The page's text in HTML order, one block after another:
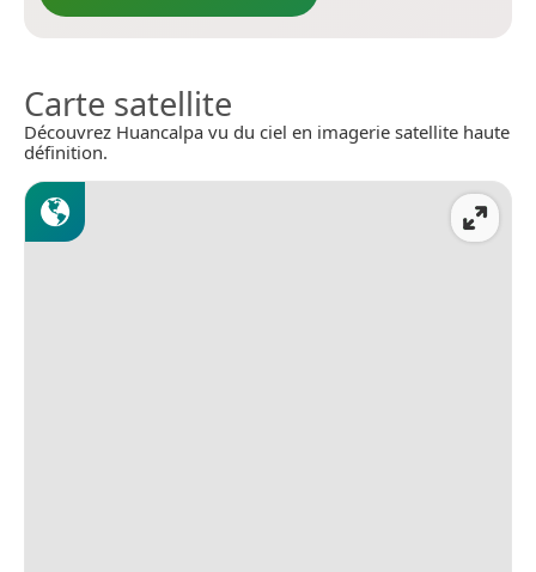
Carte satellite
Découvrez Huancalpa vu du ciel en imagerie satellite haute
définition.